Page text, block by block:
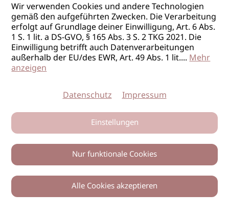
0
Wir verwenden Cookies und andere Technologien
gemäß den aufgeführten Zwecken. Die Verarbeitung
erfolgt auf Grundlage deiner Einwilligung, Art. 6 Abs.
1 S. 1 lit. a DS-GVO, § 165 Abs. 3 S. 2 TKG 2021. Die
Einwilligung betrifft auch Datenverarbeitungen
außerhalb der EU/des EWR, Art. 49 Abs. 1 lit....Mehr
anzeigen
Datenschutz Impressum
Einstellungen
Nur funktionale Cookies
Alle Cookies akzeptieren